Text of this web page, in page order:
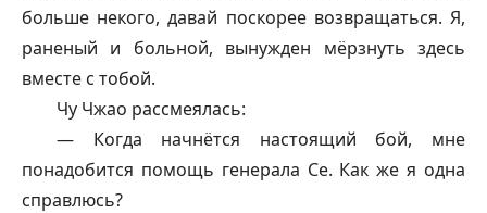
больше некого, давай поскорее возвращаться. Я,
раненый и больной, вынужден мёрзнуть здесь
вместе с тобой.
Чу Чжао рассмеялась:
— Когда начнётся настоящий бой, мне
понадобится помощь генерала Се. Как же я одна
справлюсь?